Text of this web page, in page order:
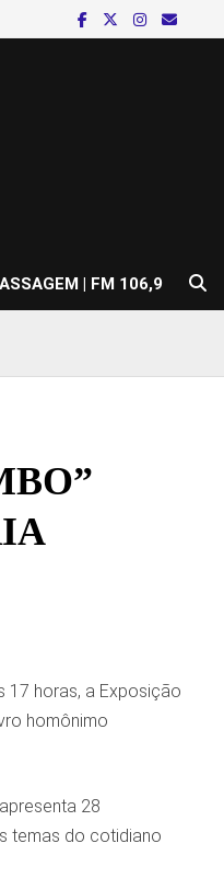
| FM 106,9
17 horas, a Exposição
homônimo
28
temas do cotidiano